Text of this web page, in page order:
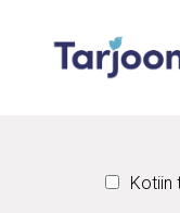
Kotiin